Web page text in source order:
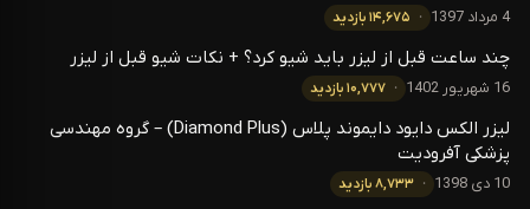
4 مرداد 1397 ۱۴,۶۷۵ بازدید
چند ساعت قبل از لیزر باید شیو کرد؟ + نکات شیو قبل از لیزر
16 شهریور 1402 ۱۰,۷۷۷ بازدید
لیزر الکس دایود دایموند پلاس (Diamond Plus) – گروه مهندسی
پزشکی آفرودیت
10 دی 1398 ۸,۷۳۳ بازدید